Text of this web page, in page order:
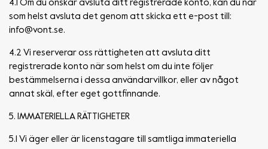
4.1 Om du önskar avsluta ditt registrerade konto, kan du när
som helst avsluta det genom att skicka ett e-post till:
info@vont.se.
4.2 Vi reserverar oss rättigheten att avsluta ditt
registrerade konto när som helst om du inte följer
bestämmelserna i dessa användarvillkor, eller av något
annat skäl, efter eget gottfinnande.
5. IMMATERIELLA RÄTTIGHETER
5.1 Vi äger eller är licenstagare till samtliga immateriella